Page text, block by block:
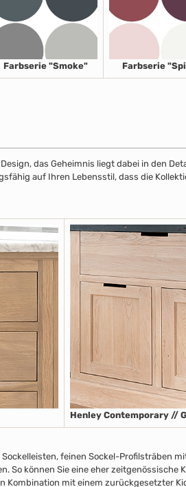
Farbserie "Smoke" Farbserie
das Geheimnis liegt dabei in den
auf Ihren Lebensstil, dass die
Henley Contemporary //
, feinen Sockel-Profilsträben
So können Sie eine eher zeitgenössische
mit einem zurückgesetzter